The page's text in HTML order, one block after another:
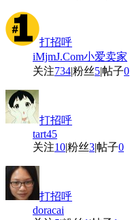
打招呼
iMjmJ.Com小爱卖家
关注734|粉丝5|帖子0
打招呼
tart45
关注10|粉丝3|帖子0
打招呼
doracai